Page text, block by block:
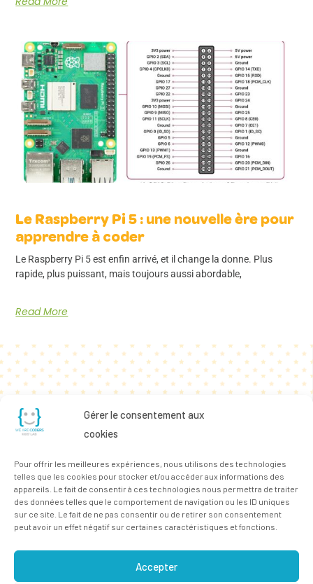
Gérer le consentement aux
cookies
Pour offrir les meilleures expériences, nous utilisons des technologies
telles que les cookies pour stocker et/ou accéder aux informations des
appareils. Le fait de consentir à ces technologies nous permettra de traiter
des données telles que le comportement de navigation ou les ID uniques
sur ce site. Le fait de ne pas consentir ou de retirer son consentement
peut avoir un effet négatif sur certaines caractéristiques et fonctions.
Accepter
Le Raspberry Pi 5 : une nouvelle ère pour
apprendre à coder
Le Raspberry Pi 5 est enfin arrivé, et il change la donne. Plus
rapide, plus puissant, mais toujours aussi abordable,
Read More